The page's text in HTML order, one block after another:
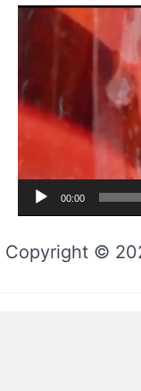
Pemutar
00:00
Copyright ©